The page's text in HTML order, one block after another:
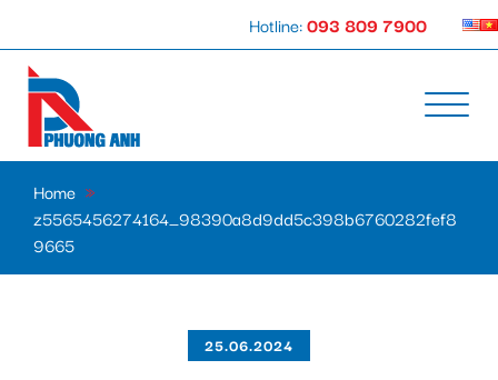
Hotline:093 809 7900
Home »
z5565456274164_98390a8d9dd5c398b6760282fef8
9665
25.06.2024